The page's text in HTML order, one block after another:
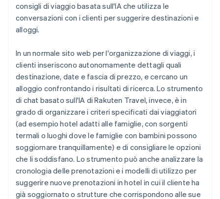
consigli di viaggio basata sull'IA che utilizza le
conversazioni con i clienti per suggerire destinazioni e
alloggi.
In un normale sito web per l'organizzazione di viaggi, i
clienti inseriscono autonomamente dettagli quali
destinazione, date e fascia di prezzo, e cercano un
alloggio confrontando i risultati di ricerca. Lo strumento
di chat basato sull'IA di Rakuten Travel, invece, è in
grado di organizzare i criteri specificati dai viaggiatori
(ad esempio hotel adatti alle famiglie, con sorgenti
termali o luoghi dove le famiglie con bambini possono
soggiornare tranquillamente) e di consigliare le opzioni
che li soddisfano. Lo strumento può anche analizzare la
cronologia delle prenotazioni e i modelli di utilizzo per
suggerire nuove prenotazioni in hotel in cui il cliente ha
già soggiornato o strutture che corrispondono alle sue